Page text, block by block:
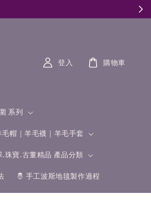
系列
帽｜羊毛襪｜羊毛手套
珠寶.古董精品 產品分類
🤴 手工波斯地毯製作過程
登入 購物車